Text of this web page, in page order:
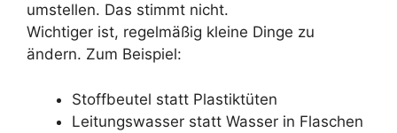
umstellen. Das stimmt nicht.
Wichtiger ist, regelmäßig kleine Dinge zu
ändern. Zum Beispiel:
Stoffbeutel statt Plastiktüten
Leitungswasser statt Wasser in Flaschen